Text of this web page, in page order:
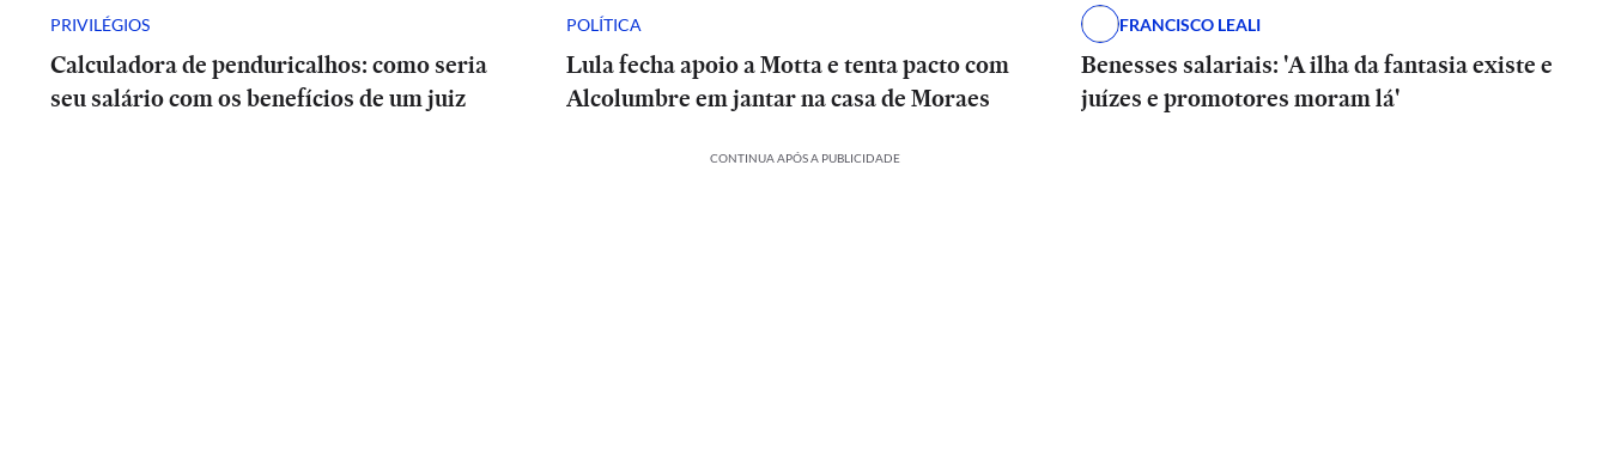
PRIVILÉGIOS
Calculadora de penduricalhos: como seria
seu salário com os benefícios de um juiz
POLÍTICA
Lula fecha apoio a Motta e tenta pacto com
Alcolumbre em jantar na casa de Moraes
FRANCISCO LEALI
Benesses salariais: 'A ilha da fantasia existe e
juízes e promotores moram lá'
CONTINUA APÓS A PUBLICIDADE